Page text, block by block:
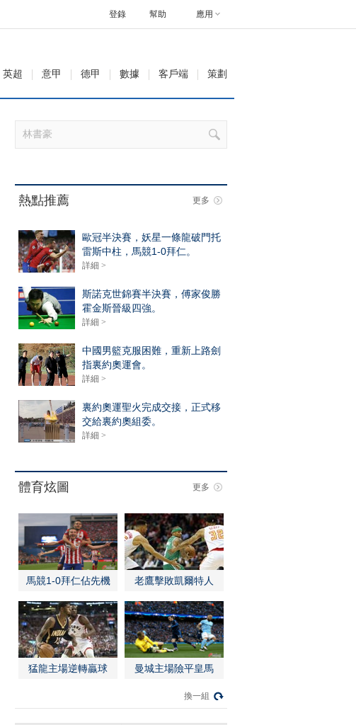
幫助 應用
登錄
英超 意甲 德甲 數據 客戶端 策劃
熱點推薦 更多
歐冠半決賽，妖星一條龍破門托
雷斯中柱，馬競1-0拜仁。
詳細 >
斯諾克世錦賽半決賽，傅家俊勝
霍金斯晉級四強。
詳細 >
中國男籃克服困難，重新上路劍
指裏約奧運會。
詳細 >
裏約奧運聖火完成交接，正式移
交給裏約奧組委。
詳細 >
體育炫圖 更多
馬競1-0拜仁佔先機 老鷹擊敗凱爾特人
猛龍主場逆轉贏球 曼城主場險平皇馬
換一組